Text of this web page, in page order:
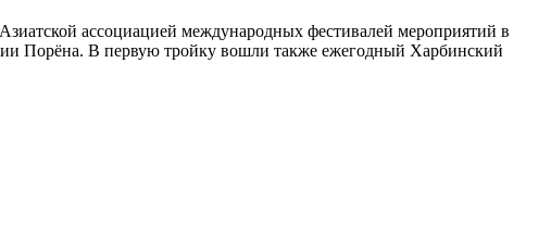
ассоциацией международных фестивалей мероприятий в
Порёна. В первую тройку вошли также ежегодный Харбинский